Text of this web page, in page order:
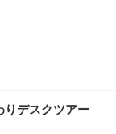
デスクツアー